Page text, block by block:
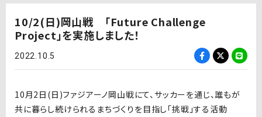
10/2(日)岡山戦 「Future Challenge
Project」を実施しました！
2022.10.5
10月2日(日)ファジアーノ岡山戦にて、サッカーを通じ、誰もが
共に暮らし続けられるまちづくりを目指し「挑戦」する活動